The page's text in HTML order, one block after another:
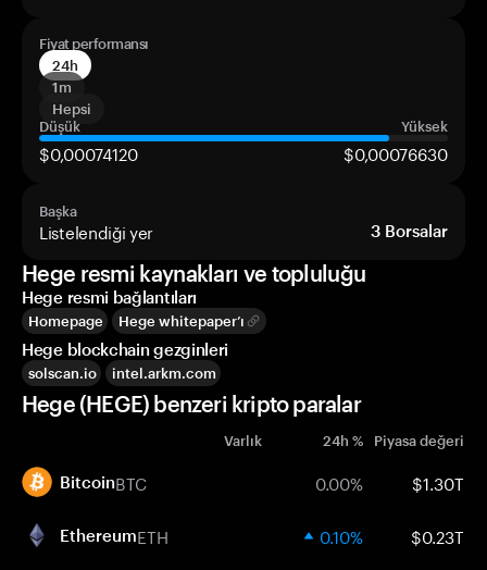
Fiyat performansı
24h
1m
Hepsi
Düşük
Yüksek
$0,00074120 $0,00076630
Başka
Listelendiği yer 3 Borsalar
Hege resmi kaynakları ve topluluğu
Hege resmi bağlantıları
Homepage Hege whitepaper’ı
Hege blockchain gezginleri
solscan.io intel.arkm.com
Hege (HEGE) benzeri kripto paralar
Varlık 24h % Piyasa değeri
BitcoinBTC 0.00% $1.30T
EthereumETH 0.10% $0.23T